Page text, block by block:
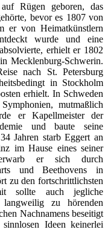
Rügen geboren, das
bevor es 1807 von
er von Heimatkünstlern
wurde und eine
erhielt er 1802
Mecklenburg-Schwerin.
nach St. Petersburg
in Stockholm
erhielt. In Schweden
mutmaßlich
er Kapellmeister der
und baute seine
Jahren starb Eggert an
im Hause eines seiner
erwarb er sich durch
und Beethovens in
zu den fortschrittlichsten
sollte auch jegliche
zu hörenden
Nachnamens beseitigt
Ideen keinerlei